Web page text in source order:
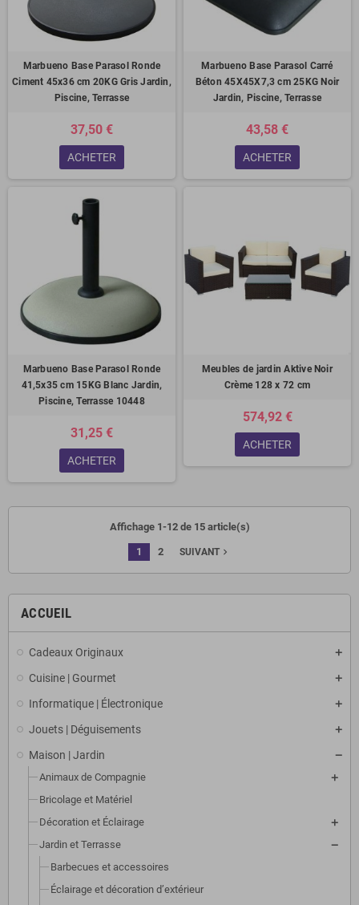
ACCUEIL
Cadeaux Originaux
Cuisine | Gourmet
Informatique | Électronique
Jouets | Déguisements
Maison | Jardin
Animaux de Compagnie
Bricolage et Matériel
Décoration et Éclairage
Jardin et Terrasse
Barbecues et accessoires
Éclairage et décoration d’extérieur
Marbueno Base Parasol Ronde
Ciment 45x36 cm 20KG Gris Jardin,
Piscine, Terrasse
37,50 €
ACHETER
Marbueno Base Parasol Carré
Béton 45X45X7,3 cm 25KG Noir
Jardin, Piscine, Terrasse
43,58 €
ACHETER
Marbueno Base Parasol Ronde
41,5x35 cm 15KG Blanc Jardin,
Piscine, Terrasse 10448
31,25 €
ACHETER
Meubles de jardin Aktive Noir
Crème 128 x 72 cm
574,92 €
ACHETER
Affichage 1-12 de 15 article(s)
1 2 SUIVANT navigate_next